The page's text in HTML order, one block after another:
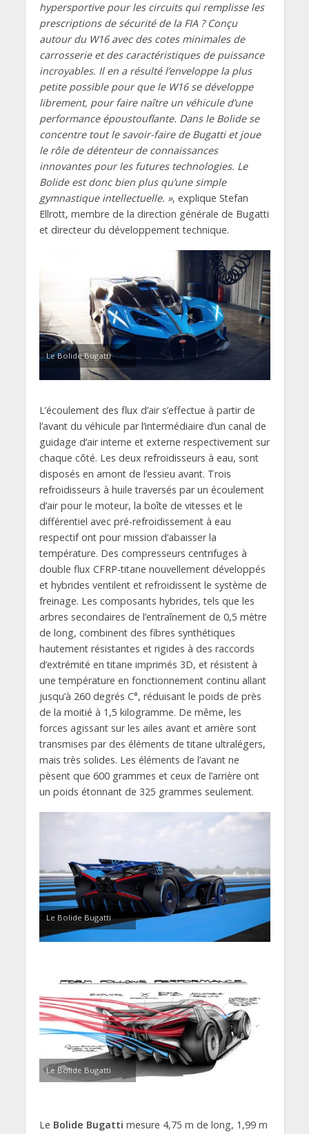
hypersportive pour les circuits qui remplisse les
prescriptions de sécurité de la FIA ? Conçu
autour du W16 avec des cotes minimales de
carrosserie et des caractéristiques de puissance
incroyables. Il en a résulté l’enveloppe la plus
petite possible pour que le W16 se développe
librement, pour faire naître un véhicule d’une
performance époustouflante. Dans le Bolide se
concentre tout le savoir-faire de Bugatti et joue
le rôle de détenteur de connaissances
innovantes pour les futures technologies. Le
Bolide est donc bien plus qu’une simple
gymnastique intellectuelle. », explique Stefan
Ellrott, membre de la direction générale de Bugatti
et directeur du développement technique.
Le Bolide Bugatti
L’écoulement des flux d’air s’effectue à partir de
l’avant du véhicule par l’intermédiaire d’un canal de
guidage d’air interne et externe respectivement sur
chaque côté. Les deux refroidisseurs à eau, sont
disposés en amont de l’essieu avant. Trois
refroidisseurs à huile traversés par un écoulement
d’air pour le moteur, la boîte de vitesses et le
différentiel avec pré-refroidissement à eau
respectif ont pour mission d’abaisser la
température. Des compresseurs centrifuges à
double flux CFRP-titane nouvellement développés
et hybrides ventilent et refroidissent le système de
freinage. Les composants hybrides, tels que les
arbres secondaires de l’entraînement de 0,5 mètre
de long, combinent des fibres synthétiques
hautement résistantes et rigides à des raccords
d’extrémité en titane imprimés 3D, et résistent à
une température en fonctionnement continu allant
jusqu’à 260 degrés C°, réduisant le poids de près
de la moitié à 1,5 kilogramme. De même, les
forces agissant sur les ailes avant et arrière sont
transmises par des éléments de titane ultralégers,
mais très solides. Les éléments de l’avant ne
pèsent que 600 grammes et ceux de l’arrière ont
un poids étonnant de 325 grammes seulement.
Le Bolide Bugatti
Le Bolide Bugatti
Le Bolide Bugatti mesure 4,75 m de long, 1,99 m